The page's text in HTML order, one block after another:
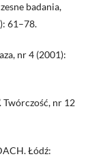
badania,
61–78.
nr 4 (2001):
Twórczość, nr 12
Łódź: